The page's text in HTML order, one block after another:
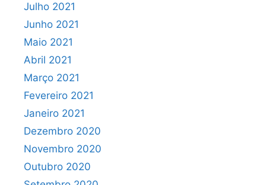
Julho 2021
Junho 2021
Maio 2021
Abril 2021
Março 2021
Fevereiro 2021
Janeiro 2021
Dezembro 2020
Novembro 2020
Outubro 2020